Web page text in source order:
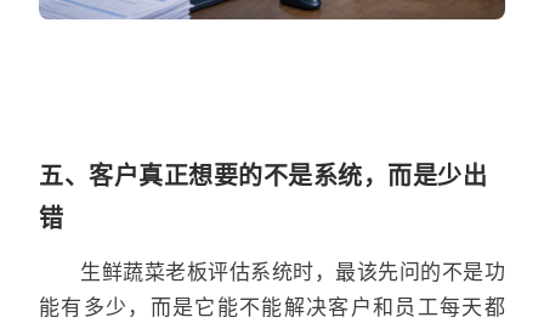
五、客户真正想要的不是系统，而是少出
错
生鲜蔬菜老板评估系统时，最该先问的不是功
能有多少，而是它能不能解决客户和员工每天都